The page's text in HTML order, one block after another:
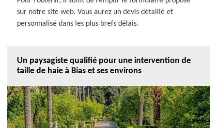
sur notre site web. Vous aurez un devis détaillé et
personnalisé dans les plus brefs délais.
Un paysagiste qualifié pour une intervention de
taille de haie à Bias et ses environs